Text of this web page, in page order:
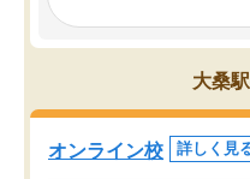
見てから講師を決定する事
す。
うちの子は、初回面談の講
オンラインツールを使用し
共有があり宿題もそちらで
大桑
オンライン校 詳しく見